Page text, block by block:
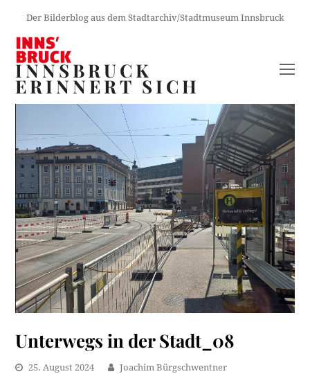
Der Bilderblog aus dem Stadtarchiv/Stadtmuseum Innsbruck
INNSBRUCK
ERINNERT SICH
Unterwegs in der Stadt_08
25. August 2024
Joachim Bürgschwentner